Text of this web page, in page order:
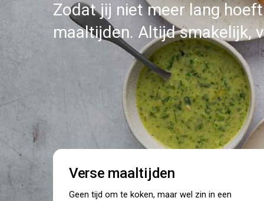
Zodat jij niet meer lang
maaltijden. Altijd smakelijk,
Verse
maaltijden
Verse maaltijden
Geen tijd om te koken, maar wel zin in een